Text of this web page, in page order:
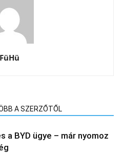
FüHü
A SZERZŐTŐL
a BYD ügye – már nyomoz